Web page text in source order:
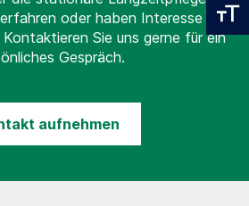
oder haben Interesse an
Sie uns gerne für ein
Gespräch.
aufnehmen